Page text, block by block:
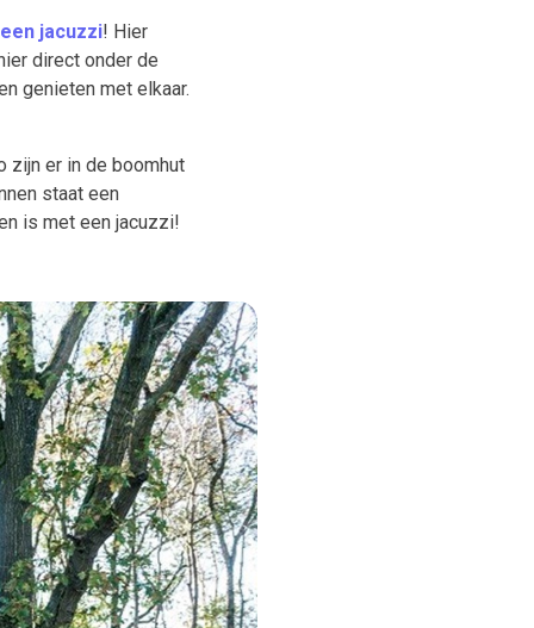
jacuzzi! Hier
direct onder de
genieten met elkaar.
zijn er in de boomhut
staat een
is met een jacuzzi!